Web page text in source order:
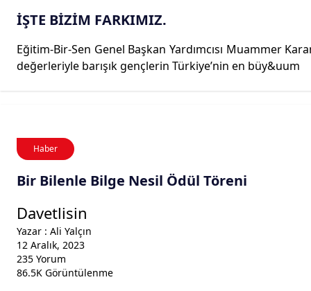
İŞTE BİZİM FARKIMIZ.
Eğitim-Bir-Sen Genel Başkan Yardımcısı Muammer
değerleriyle barışık gençlerin Türkiye’nin en büy&uum
Haber
Bir Bilenle Bilge Nesil Ödül Töreni
Davetlisin
Yazar : Ali Yalçın
12 Aralık, 2023
235 Yorum
86.5K Görüntülenme